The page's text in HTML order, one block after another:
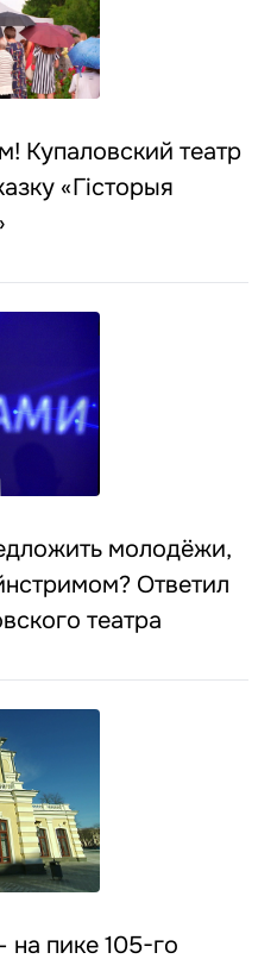
Купаловский театр
«Гісторыя
молодёжи,
Ответил
театра
на пике 105-го